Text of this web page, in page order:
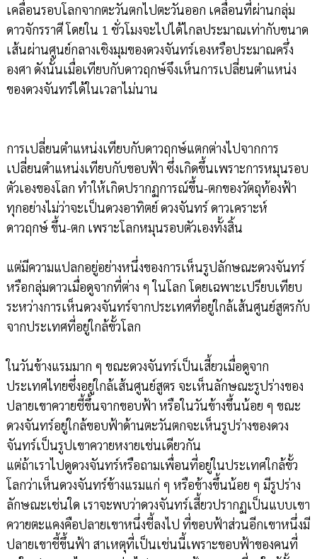
เคลื่อนรอบโลกจากตะวันตกไปตะวันออก เคลื่อนที่ผ่านกลุ่ม
ดาวจักรราศี โดยใน 1 ชั่วโมงจะไปได้ไกลประมาณเท่ากับขนาด
เส้นผ่านศูนย์กลางเชิงมุมของดวงจันทร์เองหรือประมาณครึ่ง
องศา ดังนั้นเมื่อเทียบกับดาวฤกษ์จึงเห็นการเปลี่ยนตำแหน่ง
ของดวงจันทร์ได้ในเวลาไม่นาน
การเปลี่ยนตำแหน่งเทียบกับดาวฤกษ์แตกต่างไปจากการ
เปลี่ยนตำแหน่งเทียบกับขอบฟ้า ซึ่งเกิดขึ้นเพราะการหมุนรอบ
ตัวเองของโลก ทำให้เกิดปรากฏการณ์ขึ้น-ตกของวัตถุท้องฟ้า
ทุกอย่างไม่ว่าจะเป็นดวงอาทิตย์ ดวงจันทร์ ดาวเคราะห์
ดาวฤกษ์ ขึ้น-ตก เพราะโลกหมุนรอบตัวเองทั้งสิ้น
แต่มีความแปลกอยู่อย่างหนึ่งของการเห็นรูปลักษณะดวงจันทร์
หรือกลุ่มดาวเมื่อดูจากที่ต่าง ๆ ในโลก โดยเฉพาะเปรียบเทียบ
ระหว่างการเห็นดวงจันทร์จากประเทศที่อยู่ใกล้เส้นศูนย์สูตรกับ
จากประเทศที่อยู่ใกล้ขั้วโลก
ในวันข้างแรมมาก ๆ ขณะดวงจันทร์เป็นเสี้ยวเมื่อดูจาก
ประเทศไทยซึ่งอยู่ใกล้เส้นศูนย์สูตร จะเห็นลักษณะรูปร่างของ
ปลายเขาควายชี้ขึ้นจากขอบฟ้า หรือในวันข้างขึ้นน้อย ๆ ขณะ
ดวงจันทร์อยู่ใกล้ขอบฟ้าด้านตะวันตกจะเห็นรูปร่างของดวง
จันทร์เป็นรูปเขาควายหงายเช่นเดียวกัน
แต่ถ้าเราไปดูดวงจันทร์หรือถามเพื่อนที่อยู่ในประเทศใกล้ขั้ว
โลกว่าเห็นดวงจันทร์ข้างแรมแก่ ๆ หรือข้างขึ้นน้อย ๆ มีรูปร่าง
ลักษณะเช่นใด เราจะพบว่าดวงจันทร์เสี้ยวปรากฏเป็นแบบเขา
ควายตะแคงคือปลายเขาหนึ่งชี้ลงไป ที่ขอบฟ้าส่วนอีกเขาหนึ่งมี
ปลายเขาชี้ขึ้นฟ้า สาเหตุที่เป็นเช่นนี้เพราะขอบฟ้าของคนที่